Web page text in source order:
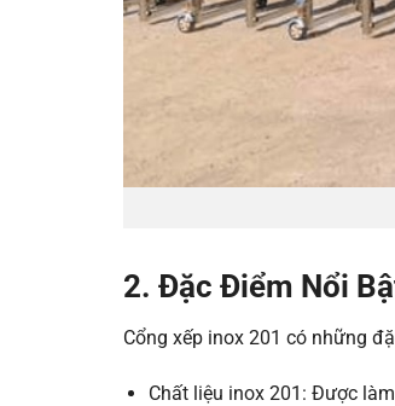
2. Đặc Điểm Nổi
Cổng xếp inox 201 có những
Chất liệu inox 201: Được